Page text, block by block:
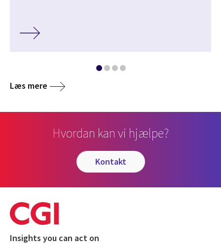
Læs mere
Hvordan kan vi hjælpe?
kontakt
Insights you can act on